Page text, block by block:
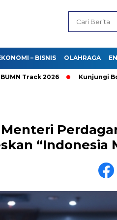
– BISNIS OLAHRAGA
2026 Kunjungi Booth
“Indonesia